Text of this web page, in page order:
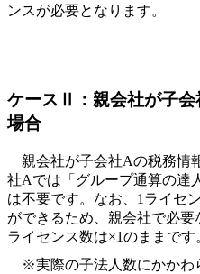
ンスが必要となります。
ケースⅡ：親会社が子会
場合
親会社が子会社Aの税務情
社Aでは「グループ通算の達
は不要です。なお、1ライセ
ができるため、親会社で必
ライセンス数は×1のままです
※実際の子法人数にかかわ